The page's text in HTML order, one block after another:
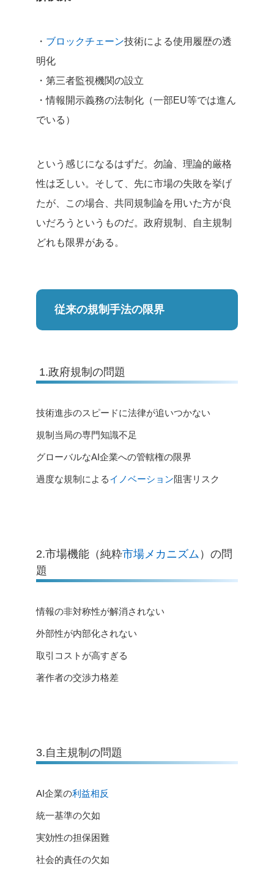
・ ブロックチェーン技術による使用履歴の透
明化
・第三者監視機関の設立
・情報開示義務の法制化（一部EU等では進ん
でいる）
という感じになるはずだ。勿論、理論的厳格
性は乏しい。そして、先に市場の失敗を挙げ
たが、この場合、共同規制論を用いた方が良
いだろうというものだ。 政府規制、自主規制
どれも限界がある。
従来の規制手法の限界
1.政府規制の問題
技術進歩のスピードに法律が追いつかない
規制当局の専門知識不足
グローバルなAI企業への管轄権の限界
過度な規制によるイノベーション阻害リスク
2.市場機能（純粋市場メカニズム ）の問
題
情報の非対称性が解消されない
外部性が内部化されない
取引コストが高すぎる
著作者の交渉力格差
3.自主規制の問題
AI企業の利益相反
統一基準の欠如
実効性の担保困難
社会的責任の欠如